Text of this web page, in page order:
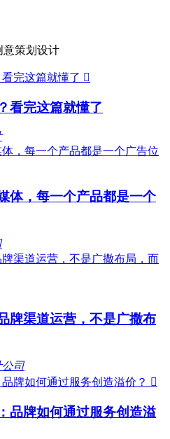
意策划设计

看完这篇就懂了
体，每一个产品都是一个
牌渠道运营，不是广撒布
公司

品牌如何通过服务创造溢